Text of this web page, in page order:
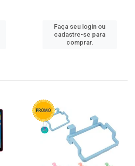
Faça seu login ou
cadastre-se para
comprar.